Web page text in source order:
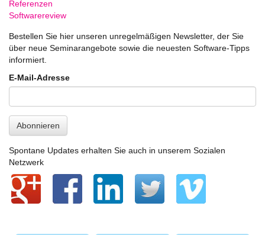
Referenzen
Softwarereview
Bestellen Sie hier unseren unregelmäßigen Newsletter, der Sie
über neue Seminarangebote sowie die neuesten Software-Tipps
informiert.
E-Mail-Adresse
Abonnieren
Spontane Updates erhalten Sie auch in unserem Sozialen
Netzwerk